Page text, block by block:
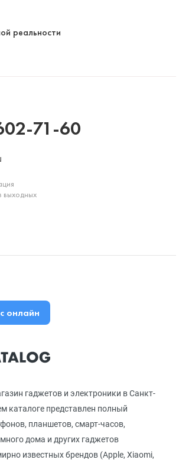
гаджетов и электроники в Санкт-
каталоге представлен полный
планшетов, смарт-часов,
дома и других гаджетов
известных брендов (Apple, Xiaomi,
реальности
71-60
выходных
онлайн